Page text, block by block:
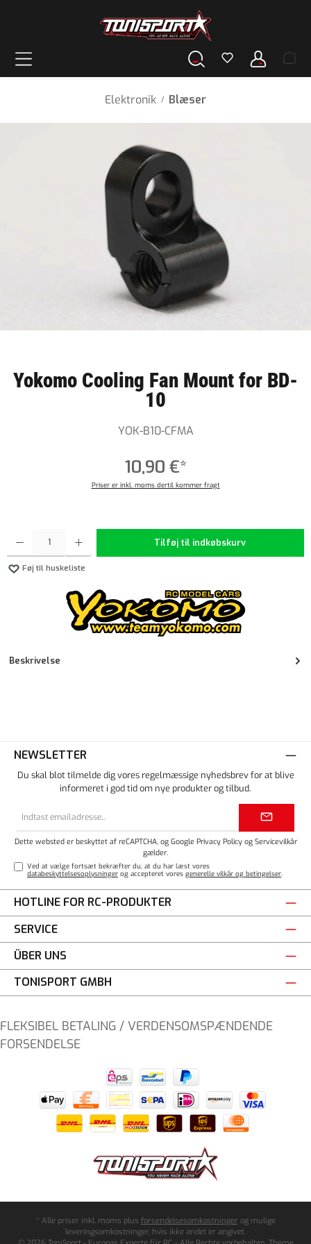
Elektronik / Blæser
Yokomo Cooling Fan Mount for BD-
10
YOK-B10-CFMA
10,90 €*
Priser er inkl. moms dertil kommer fragt
Tilføj til indkøbskurv
Føj til huskeliste
Beskrivelse
NEWSLETTER
Du skal blot tilmelde dig vores regelmæssige nyhedsbrev for at blive
informeret i god tid om nye produkter og tilbud.
Dette websted er beskyttet af reCAPTCHA, og Google Privacy Policyog Servicevilkår
gælder.
Ved at vælge fortsæt bekræfter du, at du har læst vores
databeskyttelsesoplysninger og accepteret voresgenerelle vilkår og betingelser.
HOTLINE FOR RC-PRODUKTER
SERVICE
ÜBER UNS
TONISPORT GMBH
FLEKSIBEL BETALING / VERDENSOMSPÆNDENDE
FORSENDELSE
* Alle priser inkl. moms plus forsendelsesomkostninger og mulige
leveringsomkostninger, hvis ikke andet er angivet.